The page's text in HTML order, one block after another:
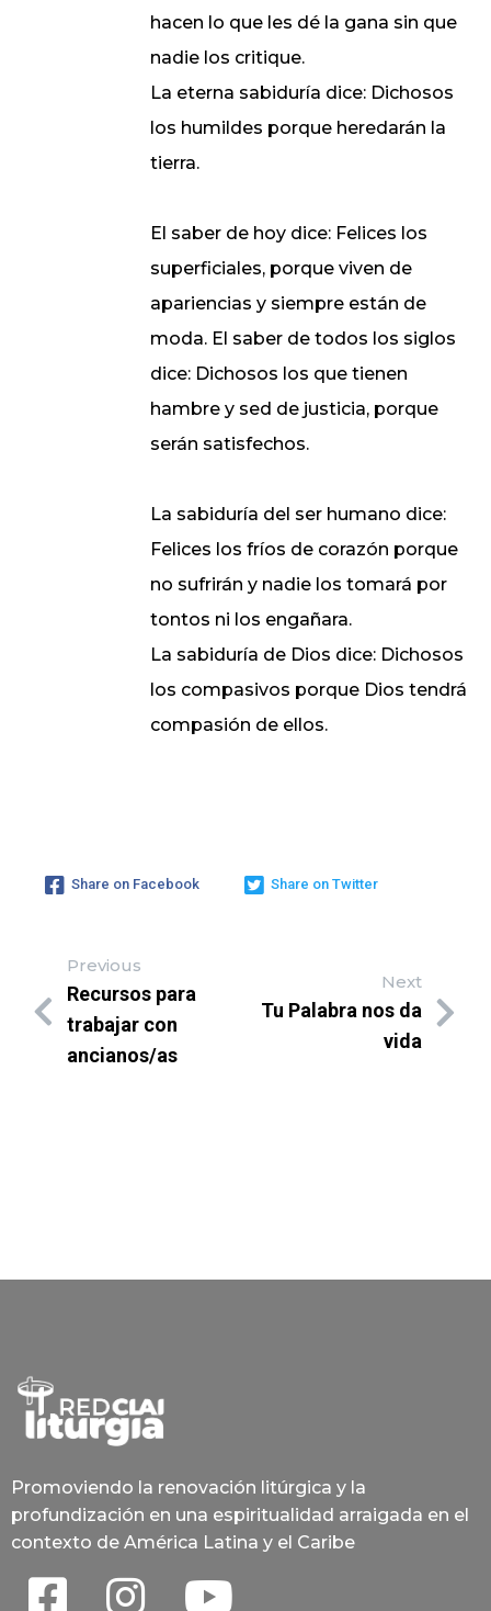
hacen lo que les dé la gana sin que
nadie los critique.
La eterna sabiduría dice: Dichosos
los humildes porque heredarán la
tierra.
El saber de hoy dice: Felices los
superficiales, porque viven de
apariencias y siempre están de
moda. El saber de todos los siglos
dice: Dichosos los que tienen
hambre y sed de justicia, porque
serán satisfechos.
La sabiduría del ser humano dice:
Felices los fríos de corazón porque
no sufrirán y nadie los tomará por
tontos ni los engañara.
La sabiduría de Dios dice: Dichosos
los compasivos porque Dios tendrá
compasión de ellos.
Share on Facebook Share on Twitter
Previous
Recursos para
trabajar con
ancianos/as
Next
Tu Palabra nos da
vida
Promoviendo la renovación litúrgica y la
profundización en una espiritualidad arraigada en el
contexto de América Latina y el Caribe